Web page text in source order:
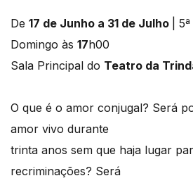
De 17 de Junho a 31 de Julho |
Domingo às 17h00
Sala Principal do Teatro da
O que é o amor conjugal? Será
amor vivo durante
trinta anos sem que haja lugar
recriminações? Será